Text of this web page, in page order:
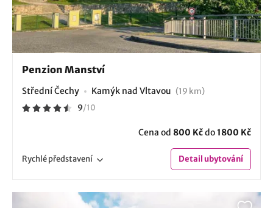
Penzion Manství
Střední Čechy Kamýk nad Vltavou (19 km)
9/10
Cena od 800 Kčdo1800 Kč
Rychlépředstavení Detailubytování